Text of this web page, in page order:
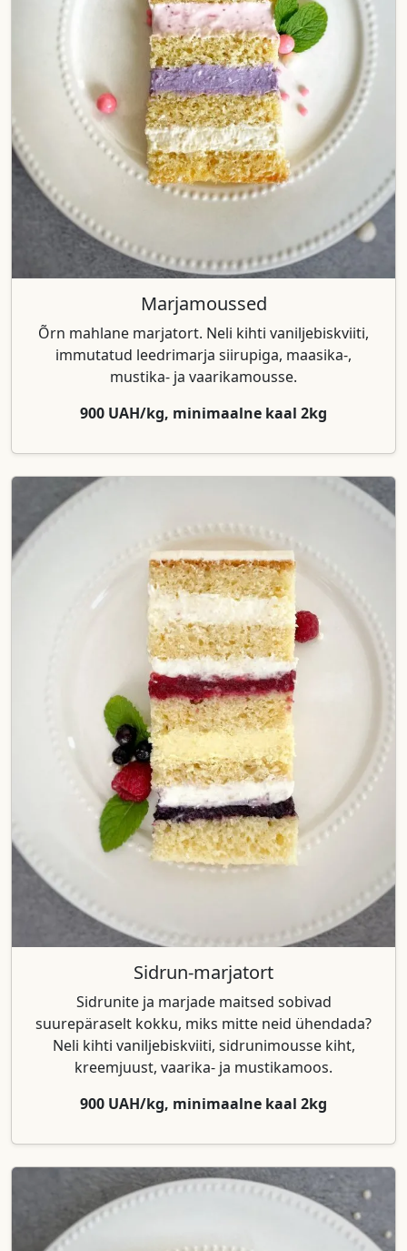
Marjamoussed
Õrn mahlane marjatort. Neli kihti vaniljebiskviiti,
immutatud leedrimarja siirupiga, maasika-,
mustika- ja vaarikamousse.
900 UAH/kg, minimaalne kaal 2kg
Sidrun-marjatort
Sidrunite ja marjade maitsed sobivad
suurepäraselt kokku, miks mitte neid ühendada?
Neli kihti vaniljebiskviiti, sidrunimousse kiht,
kreemjuust, vaarika- ja mustikamoos.
900 UAH/kg, minimaalne kaal 2kg